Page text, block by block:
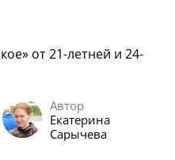
от 21-летней и 24-
Автор
Екатерина
Сарычева